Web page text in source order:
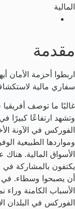
المالية
مقدمة
اربطوا أحزمة الأمان
سفاري مالية
غالبًا ما توصف أفريقيا
وتشهد ارتفاعًا كبيرًا
الفوركس في الآونة
ومواردها الطبيعية
الأسواق المالية. هناك
يكتفون بالمشاركة
أن يصبحوا وسطاء.
الأسباب الكامنة
الفوركس في البلدان